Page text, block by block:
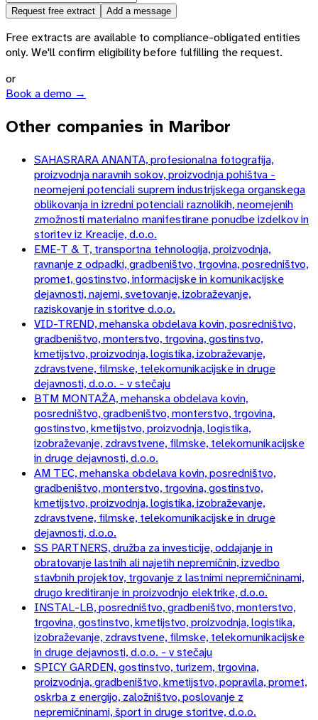
Request free extract Add a message
Free extracts are available to compliance-obligated entities
only. We'll confirm eligibility before fulfilling the request.
or
Book a demo →
Other companies in Maribor
SAHASRARA ANANTA, profesionalna fotografija,
proizvodnja naravnih sokov, proizvodnja pohištva -
neomejeni potenciali suprem industrijskega organskega
oblikovanja in izredni potenciali raznolikih, neomejenih
zmožnosti materialno manifestirane ponudbe izdelkov in
storitev iz Kreacije, d.o.o.
EME-T & T, transportna tehnologija, proizvodnja,
ravnanje z odpadki, gradbeništvo, trgovina, posredništvo,
promet, gostinstvo, informacijske in komunikacijske
dejavnosti, najemi, svetovanje, izobraževanje,
raziskovanje in storitve d.o.o.
VID-TREND, mehanska obdelava kovin, posredništvo,
gradbeništvo, monterstvo, trgovina, gostinstvo,
kmetijstvo, proizvodnja, logistika, izobraževanje,
zdravstvene, filmske, telekomunikacijske in druge
dejavnosti, d.o.o. - v stečaju
BTM MONTAŽA, mehanska obdelava kovin,
posredništvo, gradbeništvo, monterstvo, trgovina,
gostinstvo, kmetijstvo, proizvodnja, logistika,
izobraževanje, zdravstvene, filmske, telekomunikacijske
in druge dejavnosti, d.o.o.
AM TEC, mehanska obdelava kovin, posredništvo,
gradbeništvo, monterstvo, trgovina, gostinstvo,
kmetijstvo, proizvodnja, logistika, izobraževanje,
zdravstvene, filmske, telekomunikacijske in druge
dejavnosti, d.o.o.
SS PARTNERS, družba za investicije, oddajanje in
obratovanje lastnih ali najetih nepremičnin, izvedbo
stavbnih projektov, trgovanje z lastnimi nepremičninami,
drugo kreditiranje in proizvodnjo elektrike, d.o.o.
INSTAL-LB, posredništvo, gradbeništvo, monterstvo,
trgovina, gostinstvo, kmetijstvo, proizvodnja, logistika,
izobraževanje, zdravstvene, filmske, telekomunikacijske
in druge dejavnosti, d.o.o. - v stečaju
SPICY GARDEN, gostinstvo, turizem, trgovina,
proizvodnja, gradbeništvo, kmetijstvo, popravila, promet,
oskrba z energijo, založništvo, poslovanje z
nepremičninami, šport in druge storitve, d.o.o.